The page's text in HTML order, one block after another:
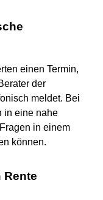
einen Termin,
der
meldet. Bei
in eine nahe
in einem
können.
Rente